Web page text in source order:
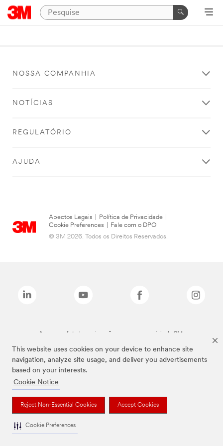
This website uses cookies on your device to enhance site
navigation, analyze site usage, and deliver you advertisements
based on your interests.
Cookie Notice
Reject Non-Essential Cookies Accept Cookies
Cookie Preferences
NOSSA COMPANHIA
NOTÍCIAS
REGULATÓRIO
AJUDA
Apectos Legais Política de Privacidade
Cookie Preferences
Fale com o DPO
© 3M 2026. Todos os Direitos Reservados.
As marcas listadas a cima são marcas comerciais da 3M.